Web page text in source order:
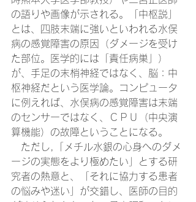
の語りや画像が示される。「中枢説」
とは、四肢末端に強いといわれる水俣
病の感覚障害の原因（ダメージを受け
た部位。医学的には「責任病巣」）
が、手足の末梢神経ではなく、脳：中
枢神経だという医学論。コンピュータ
に例えれば、水俣病の感覚障害は末端
のセンサーではなく、ＣＰＵ（中央演
算機能）の故障ということになる。
ただし,「メチル水銀の心身へのダメ
ージの実態をより極めたい」とする研
究者の熱意と、「それに協力する患者
の悩みや迷い」が交錯し、医師の目的